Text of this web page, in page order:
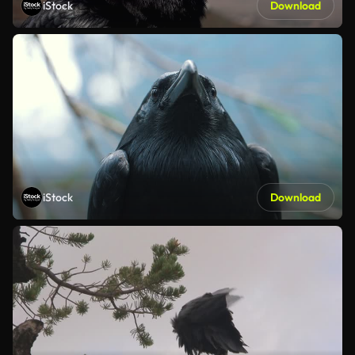
iStock Download
iStock Download